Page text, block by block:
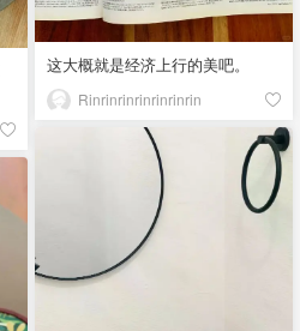
这大概就是经济上行的美吧。
Rinrinrinrinrinrinrin